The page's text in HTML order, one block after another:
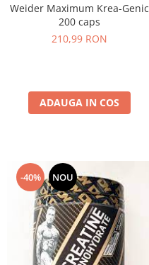
Weider Maximum Krea-Genic
200 caps
210,99 RON
ADAUGA IN COS
-40% NOU